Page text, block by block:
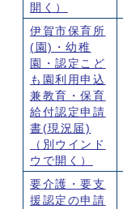
開く）
伊賀市保育所
(園)・幼稚
園・認定こど
も園利用申込
兼教育・保育
給付認定申請
書(現況届)
（別ウインド
ウで開く）
要介護・要支
援認定の申請